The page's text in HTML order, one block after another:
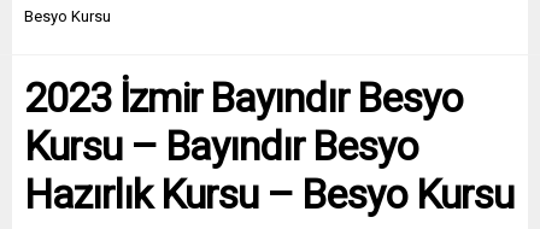
Besyo Kursu
2023 İzmir Bayındır Besyo
Kursu – Bayındır Besyo
Hazırlık Kursu – Besyo Kursu